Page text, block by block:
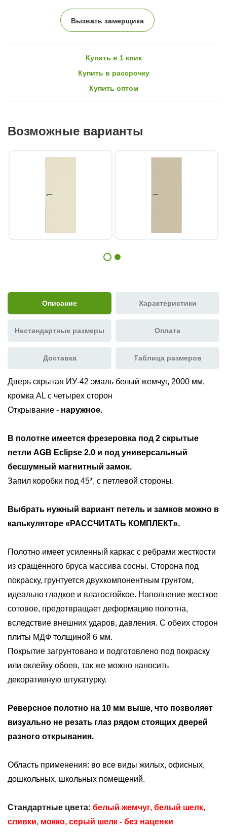
Вызвать замерщика
Купить в 1 клик
Купить в рассрочку
Купить оптом
Возможные варианты
Описание Характеристики
Нестандартные размеры Оплата
Доставка Таблица размеров
Дверь скрытая ИУ-42 эмаль белый жемчуг, 2000 мм,
кромка AL с четырех сторон
Открывание - наружное.
В полотне имеется фрезеровка под 2 скрытые
петли AGB Eclipse 2.0 и под универсальный
бесшумный магнитный замок.
Запил коробки под 45*, с петлевой стороны.
Выбрать нужный вариант петель и замков можно в
калькуляторе «РАССЧИТАТЬ КОМПЛЕКТ».
Полотно имеет усиленный каркас с ребрами жесткости
из сращенного бруса массива сосны. Сторона под
покраску, грунтуется двухкомпонентным грунтом,
идеально гладкое и влагостойкое. Наполнение жесткое
сотовое, предотвращает деформацию полотна,
вследствие внешних ударов, давления. С обеих сторон
плиты МДФ толщиной 6 мм.
Покрытие загрунтовано и подготовлено под покраску
или оклейку обоев, так же можно наносить
декоративную штукатурку.
Реверсное полотно на 10 мм выше, что позволяет
визуально не резать глаз рядом стоящих дверей
разного открывания.
Область применения: во все виды жилых, офисных,
дошкольных, школьных помещений.
Стандартные цвета: белый жемчуг, белый шелк,
сливки, мокко, серый шелк - без наценки